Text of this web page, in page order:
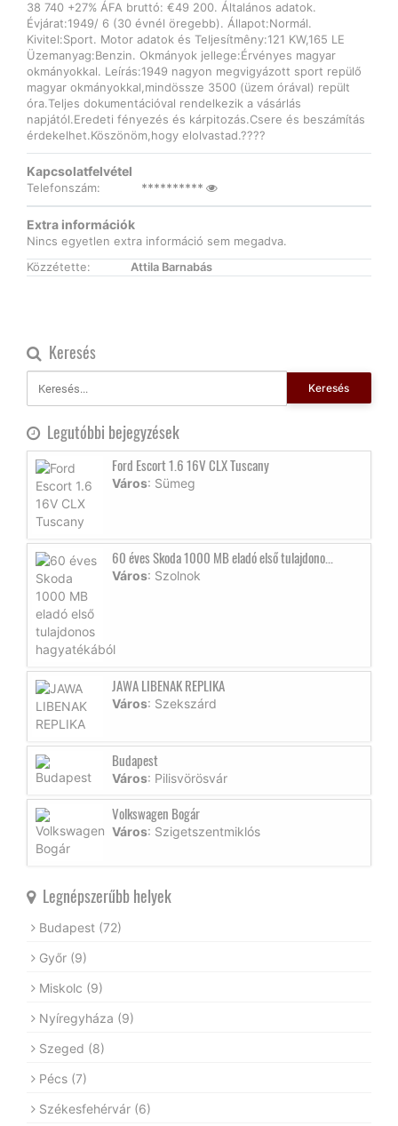
38 740 +27% ÁFA bruttó: €49 200. Általános adatok.
Évjárat:1949/ 6 (30 évnél öregebb). Állapot:Normál.
Kivitel:Sport. Motor adatok és Teljesítmêny:121 KW,165 LE
Üzemanyag:Benzin. Okmányok jellege:Érvényes magyar
okmányokkal. Leírás:1949 nagyon megvigyázott sport repülő
magyar okmányokkal,mindössze 3500 (üzem órával) repült
óra.Teljes dokumentációval rendelkezik a vásárlás
napjától.Eredeti fényezés és kárpitozás.Csere és beszámítás
érdekelhet.Köszönöm,hogy elolvastad.????
Kapcsolatfelvétel
Telefonszám: **********
Extra információk
Nincs egyetlen extra információ sem megadva.
Közzétette:
Attila Barnabás
Keresés
Keresés
Legutóbbi bejegyzések
Ford Escort 1.6 16V CLX Tuscany
Város: Sümeg
60 éves Skoda 1000 MB eladó első tulajdono...
Város: Szolnok
JAWA LIBENAK REPLIKA
Város: Szekszárd
Budapest
Város: Pilisvörösvár
Volkswagen Bogár
Város: Szigetszentmiklós
Legnépszerűbb helyek
Budapest (72)
Győr (9)
Miskolc (9)
Nyíregyháza (9)
Szeged (8)
Pécs (7)
Székesfehérvár (6)